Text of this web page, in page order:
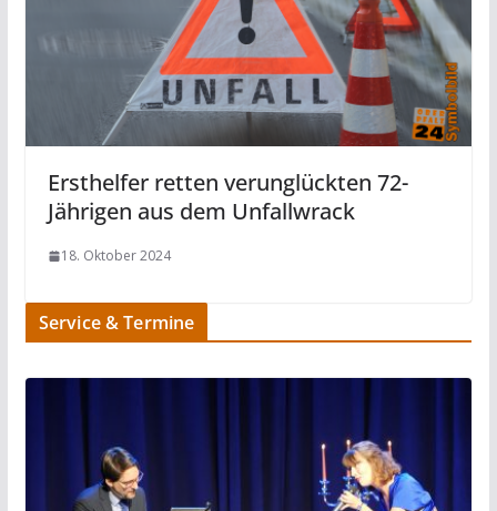
Ersthelfer retten verunglückten 72-
Jährigen aus dem Unfallwrack
18. Oktober 2024
Service & Termine